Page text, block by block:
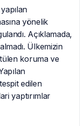
yönelik
Açıklamada,
Ülkemizin
koruma ve
edilen
yaptırımlar